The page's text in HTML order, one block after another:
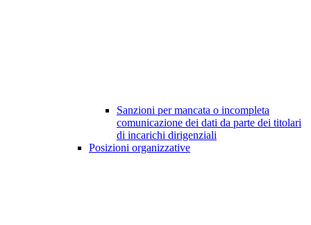
Sanzioni per mancata o incompleta
comunicazione dei dati da parte dei titolari
di incarichi dirigenziali
Posizioni organizzative